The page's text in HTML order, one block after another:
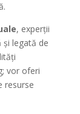
, experții
legată de
vor oferi
resurse